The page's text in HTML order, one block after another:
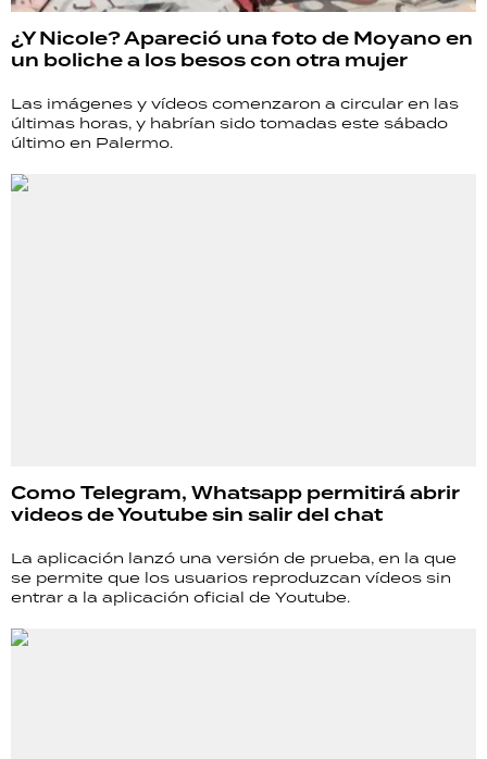
¿Y Nicole? Apareció una foto de Moyano en
un boliche a los besos con otra mujer
Las imágenes y vídeos comenzaron a circular en las
últimas horas, y habrían sido tomadas este sábado
último en Palermo.
Como Telegram, Whatsapp permitirá abrir
videos de Youtube sin salir del chat
La aplicación lanzó una versión de prueba, en la que
se permite que los usuarios reproduzcan vídeos sin
entrar a la aplicación oficial de Youtube.